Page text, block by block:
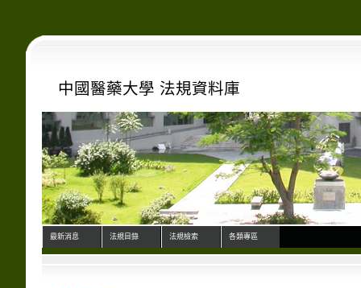
中國醫藥大學 法規資料庫
最新消息 法規目錄 法規檢索 各類專區